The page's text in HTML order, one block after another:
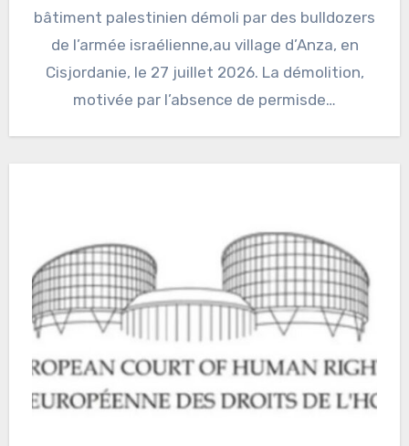
bâtiment palestinien démoli par des bulldozers
de l’armée israélienne,au village d’Anza, en
Cisjordanie, le 27 juillet 2026. La démolition,
motivée par l’absence de permisde…